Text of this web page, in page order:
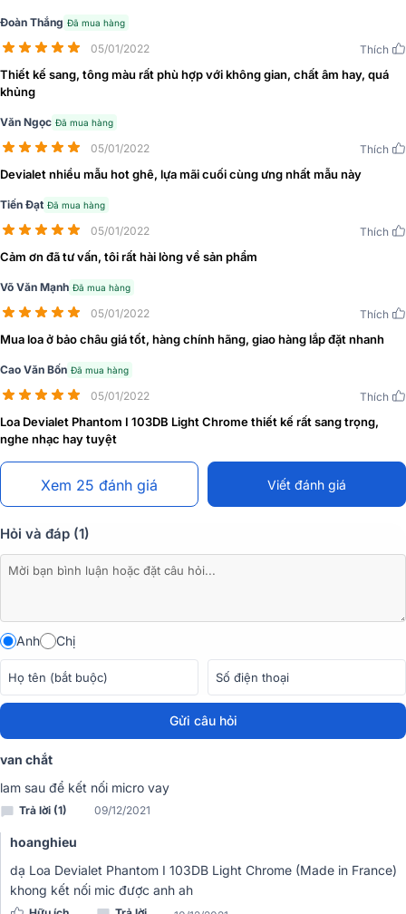
Các mẫu
nhạc, cuốn hút là những nhận xét củaLoa Devialet Phantom I
103DBchắc chắn tất cả các khách hàng sẽ mang đến trải nghiệm
âm nhạc tuyệt vời.
Đoàn Thắng Đã mua hàng
05/01/2022 Thích
Thiết kế sang, tông màu rất phù hợp với không gian, chất âm hay, quá
khủng
Văn Ngọc Đã mua hàng
05/01/2022 Thích
Devialet nhiều mẫu hot ghê, lựa mãi cuối cùng ưng nhất mẫu này
Tiến Đạt Đã mua hàng
05/01/2022 Thích
Cảm ơn đã tư vấn, tôi rất hài lòng về sản phẩm
Võ Văn Mạnh Đã mua hàng
05/01/2022 Thích
Mua loa ở bảo châu giá tốt, hàng chính hãng, giao hàng lắp đặt nhanh
Cao Văn Bốn Đã mua hàng
05/01/2022 Thích
Loa Devialet Phantom I 103DB Light Chrome thiết kế rất sang trọng,
nghe nhạc hay tuyệt
Xem 25 đánh giá Viết đánh giá
Hỏi và đáp (1)
Anh Chị
Gửi câu hỏi
van chắt
lam sau để kết nối micro vay
Trả lời (1) 09/12/2021
hoanghieu
dạ Loa Devialet Phantom I 103DB Light Chrome (Made in France)
khong kết nối mic được anh ah